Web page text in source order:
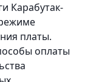
Карабутак-
платы.
оплаты